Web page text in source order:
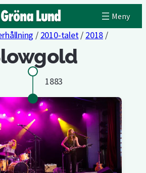
/ 2010-talet/ 2018 /
1883